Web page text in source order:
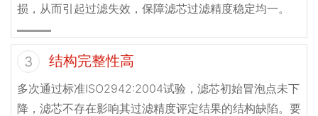
损，从而引起过滤失效，保障滤芯过滤精度稳定均一。
3 结构完整性高
多次通过标准ISO2942:2004试验，滤芯初始冒泡点未下
降，滤芯不存在影响其过滤精度评定结果的结构缺陷。要